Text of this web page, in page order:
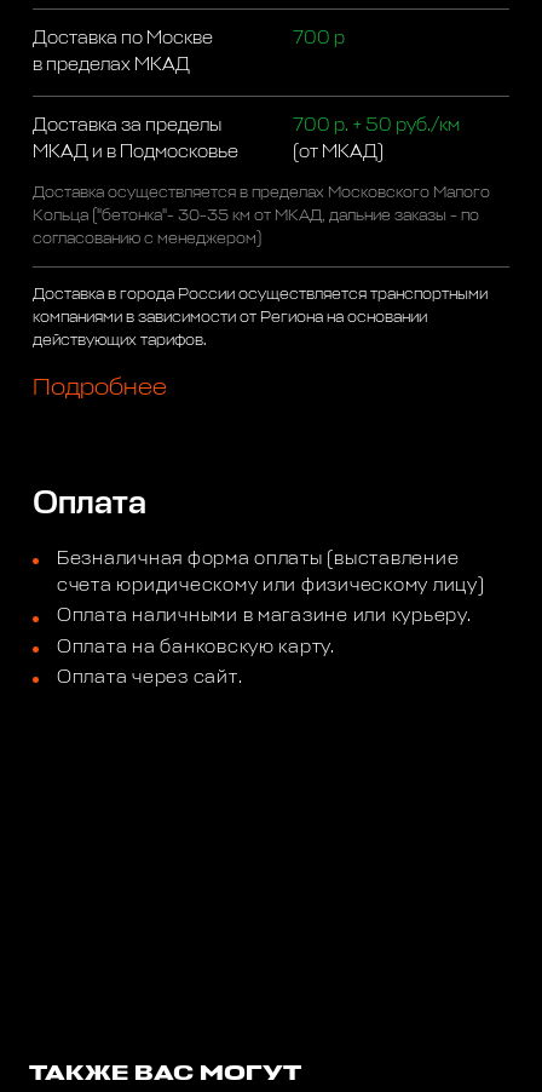
Доставка по Москве
в пределах МКАД
700 р
Доставка за пределы
МКАД и в Подмосковье
700 р. + 50 руб./км
(от МКАД)
Доставка осуществляется в пределах Московского Малого
Кольца ("бетонка"- 30-35 км от МКАД, дальние заказы - по
согласованию с менеджером)
Доставка в города России осуществляется транспортными
компаниями в зависимости от Региона на основании
действующих тарифов.
Подробнее
Оплата
Безналичная форма оплаты (выставление
счета юридическому или физическому лицу)
Оплата наличными в магазине или курьеру.
Оплата на банковскую карту.
Оплата через сайт.
ТАКЖЕ ВАС МОГУТ